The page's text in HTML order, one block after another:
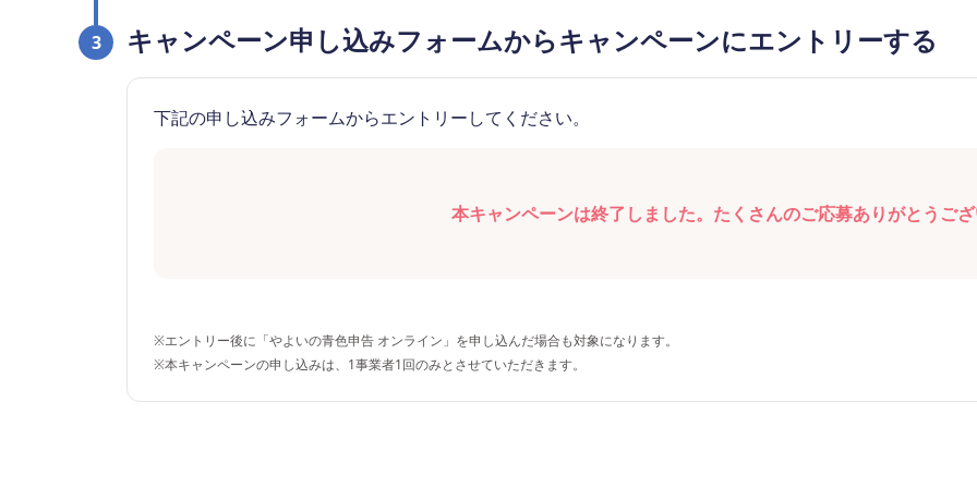
3 キャンペーン申し込みフォームからキャンペーンにエントリーする
下記の申し込みフォームからエントリーしてください。
本キャンペーンは終了しました。たくさんのご応募ありがとうござ
※エントリー後に「やよいの青色申告 オンライン」を申し込んだ場合も対象になります。
※本キャンペーンの申し込みは、1事業者1回のみとさせていただきます。